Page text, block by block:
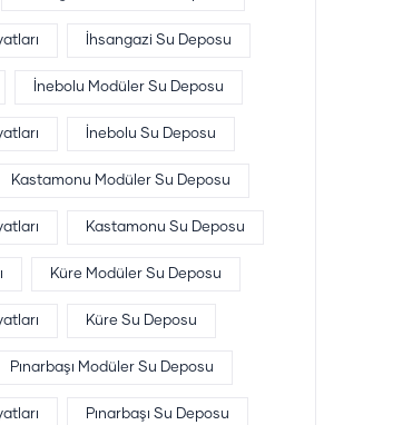
İhsangazi Su Deposu
İnebolu Modüler Su Deposu
İnebolu Su Deposu
Kastamonu Modüler Su Deposu
Kastamonu Su Deposu
Küre Modüler Su Deposu
Küre Su Deposu
Pınarbaşı Modüler Su Deposu
Pınarbaşı Su Deposu